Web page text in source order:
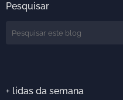
Pesquisar
+ lidas da semana